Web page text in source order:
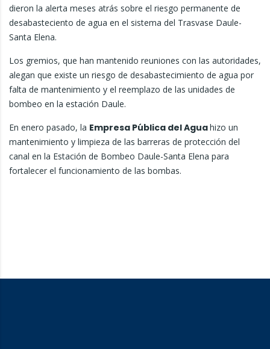
dieron la alerta meses atrás sobre el riesgo permanente de
desabasteciento de agua en el sistema del Trasvase Daule-
Santa Elena.
Los gremios, que han mantenido reuniones con las autoridades,
alegan que existe un riesgo de desabastecimiento de agua por
falta de mantenimiento y el reemplazo de las unidades de
bombeo en la estación Daule.
En enero pasado, la Empresa Pública del Aguahizo un
mantenimiento y limpieza de las barreras de protección del
canal en la Estación de Bombeo Daule-Santa Elena para
fortalecer el funcionamiento de las bombas.